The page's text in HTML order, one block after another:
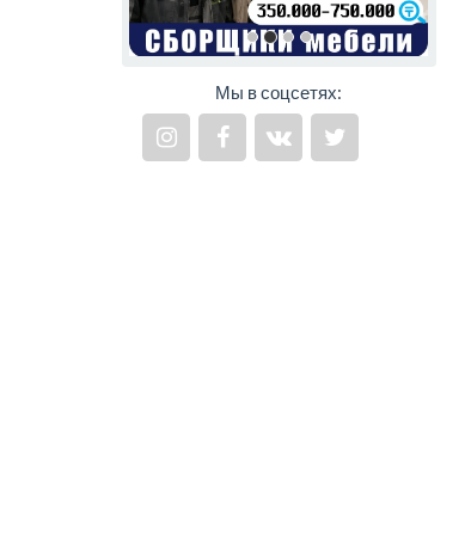
Мы в соцсетях: